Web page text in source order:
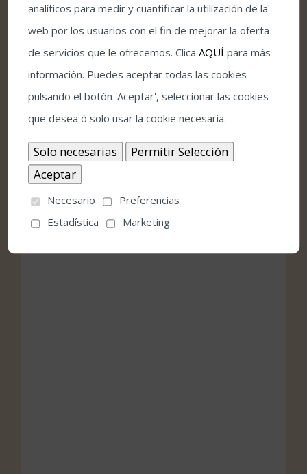
Gran Teatro
Avda Gran Capitán, 3
Córdoba, Córdoba 14008 España
Google Map
Teléfono:
957480237
analíticos para medir y cuantificar la utilización de la
web por los usuarios con el fin de mejorar la oferta
de servicios que le ofrecemos. ClicaAQUÍ para más
información. Puedes aceptar todas las cookies
pulsando el botón 'Aceptar', seleccionar las cookies
que desea ó solo usar la cookie necesaria.
Necesario
Preferencias
Estadística
Marketing